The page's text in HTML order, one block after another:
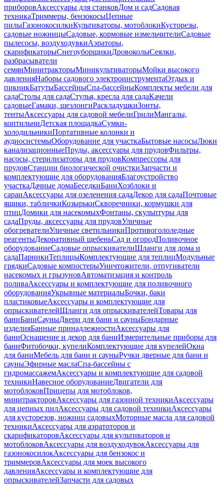
приборовАксессуары для станковДом и садСадовая
техникаТриммеры, бензокосыЦепные
пилыГазонокосилкиКультиваторы, мотоблокиКусторезы,
садовые ножницыСадовые, кормовые измельчителиСадовые
пылесосы, воздуходувкиАэраторы,
скарификаторыСнегоуборщикиДровоколыСеялки,
разбрасыватели
семянМинитракторыМиникультиваторыМойки высокого
давленияНаборы садового электроинструментаОтдых и
пикникБатутыБассейныСпа-бассейныКомплекты мебели для
садаСтолы для садаСтулья, кресла для садаКачели
садовыеГамаки, шезлонгиРаскладушкиЗонты,
тентыАксессуары для садовой мебелиГрилиМангалы,
коптильниДетская площадкаСумки-
холодильникиПортативные колонки и
аудиосистемыОборудование для участкаБытовые насосыЛюки
канализационныеПруды, аксессуары для прудовФильтры,
насосы, стерилизаторы для прудовКомпрессоры для
прудовСтанции биологической очисткиЗапчасти и
комплектующие для оборудованияБлагоустройство
участкаДачные домаБеседкиБаниХозблоки и
сараиАксессуары для озеленения садаДекор для садаПочтовые
ящики, табличкиКозырькиСкворечники, кормушки для
птицДомики для насекомыхФонтаны, скульптуры для
садаПруды, аксессуары для прудовУличные
обогревателиУличные светильникиПротивогололедные
реагентыДекоративный щебеньСад и огородПоливочное
оборудованиеСадовые опрыскивателиШланги для дома и
садаПарникиТеплицыКомплектующие для теплицМодульные
грядкиСадовые компостерыУничтожители, отпугиватели
насекомых и грызуновАвтоматизация и контроль
поливаАксессуары и комплектующие для поливочного
оборудованияУкрывные материалыБочки, баки
пластиковыеАксессуары и комплектующие для
опрыскивателейШланги для опрыскивателейТовары для
баниБаниСауныДвери для бани и сауныБондарные
изделияБанные принадлежностиАксессуары для
баниОснащение и декор для баниИзмерительные приборы для
баниФитобочки, купелиКомплектующие для купелейОкна
для баниМебель для бани и сауныРучки дверные для бани и
сауныЭфирные маслаСпа-бассейны с
гидромассажемАксессуары и комплектующие для садовой
техникиНавесное оборудованиеДвигатели для
мотоблоковПрицепы для мотоблоков,
минитракторовАксессуары для газонной техникиАксессуары
для цепных пилАксессуары для садовой техникиАксессуары
для кусторезов, ножниц садовыхМоторные масла для садовой
техникиАксессуары для аэратоторов и
скарификаторовАксессуары для культиваторов и
мотоблоковАксессуары для воздуходувокАксессуары для
газонокосилокАксессуары для бензокос и
триммеровАксессуары для моек высокого
давленияАксессуары и комплектующие для
опрыскивателейЗапчасти для садовых